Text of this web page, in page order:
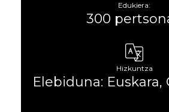
Edukiera:
300
Hizkuntza
Elebiduna: Euskara,